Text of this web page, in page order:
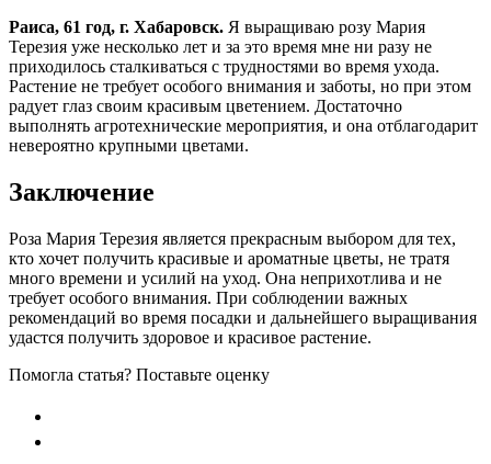
Раиса, 61 год, г. Хабаровск. Я выращиваю розу Мария
Терезия уже несколько лет и за это время мне ни разу не
приходилось сталкиваться с трудностями во время ухода.
Растение не требует особого внимания и заботы, но при этом
радует глаз своим красивым цветением. Достаточно
выполнять агротехнические мероприятия, и она отблагодарит
невероятно крупными цветами.
Заключение
Роза Мария Терезия является прекрасным выбором для тех,
кто хочет получить красивые и ароматные цветы, не тратя
много времени и усилий на уход. Она неприхотлива и не
требует особого внимания. При соблюдении важных
рекомендаций во время посадки и дальнейшего выращивания
удастся получить здоровое и красивое растение.
Помогла статья? Поставьте оценку